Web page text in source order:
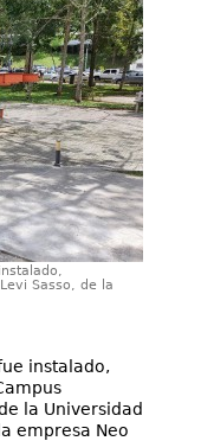
Sasso, de la
instalado,
la Universidad
empresa Neo